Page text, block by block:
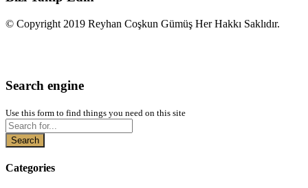
© Copyright 2019 Reyhan Coşkun Gümüş Her Hakkı Saklıdır.
Search engine
Use this form to find things you need on this site
Search
Categories